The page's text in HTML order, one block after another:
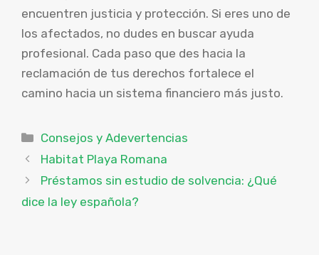
encuentren justicia y protección. Si eres uno de
los afectados, no dudes en buscar ayuda
profesional. Cada paso que des hacia la
reclamación de tus derechos fortalece el
camino hacia un sistema financiero más justo.
Categorías
Consejos y Adevertencias
Habitat Playa Romana
Préstamos sin estudio de solvencia: ¿Qué
dice la ley española?